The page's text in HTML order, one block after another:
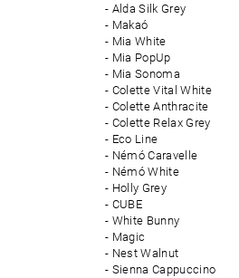
Alda Silk Grey
Makaó
Mia White
Mia PopUp
Mia Sonoma
Colette Vital White
Colette Anthracite
Colette Relax Grey
Eco Line
Némó Caravelle
Némó White
Holly Grey
CUBE
White Bunny
Magic
Nest Walnut
Sienna Cappuccino